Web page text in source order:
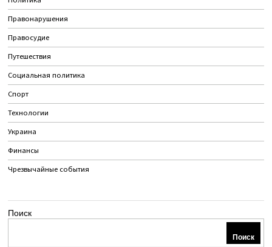
Правонарушения
Правосудие
Путешествия
Социальная политика
Спорт
Технологии
Украина
Финансы
Чрезвычайные события
Поиск
Поиск